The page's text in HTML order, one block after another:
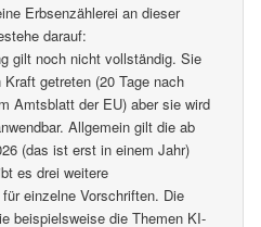
Erbsenzählerei an dieser
darauf:
gilt noch nicht vollständig. Sie
getreten (20 Tage nach
Amtsblatt der EU) aber sie wird
Allgemein gilt die ab
(das ist erst in einem Jahr)
es drei weitere
einzelne Vorschriften. Die
beispielsweise die Themen KI-